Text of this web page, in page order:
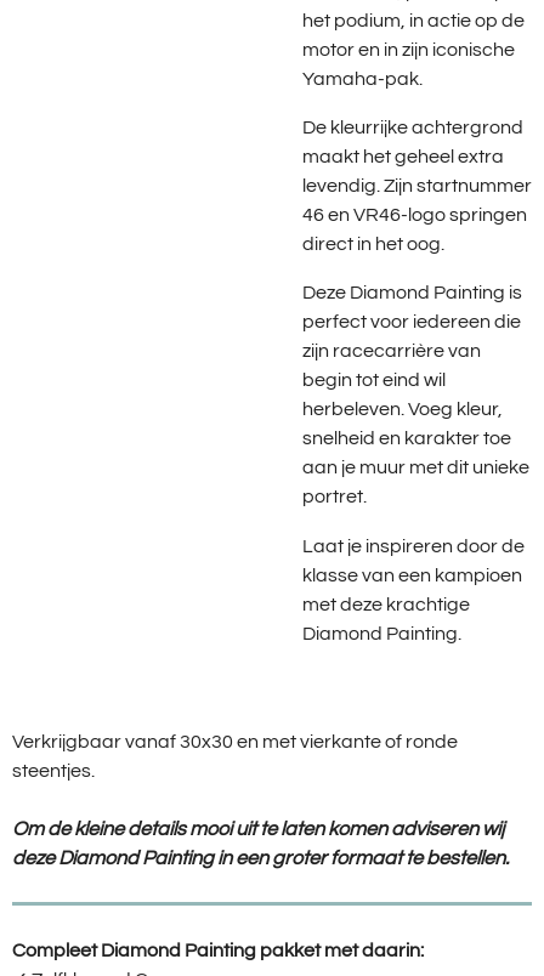
het podium, in actie op de
motor en in zijn iconische
Yamaha-pak.
De kleurrijke achtergrond
maakt het geheel extra
levendig. Zijn startnummer
46 en VR46-logo springen
direct in het oog.
Deze Diamond Painting is
perfect voor iedereen die
zijn racecarrière van
begin tot eind wil
herbeleven. Voeg kleur,
snelheid en karakter toe
aan je muur met dit unieke
portret.
Laat je inspireren door de
klasse van een kampioen
met deze krachtige
Diamond Painting.
Verkrijgbaar vanaf 30x30 en met vierkante of ronde
steentjes.
Om de kleine details mooi uit te laten komen adviseren wij
deze Diamond Painting in een groter formaat te bestellen.
Compleet Diamond Painting pakket met daarin: